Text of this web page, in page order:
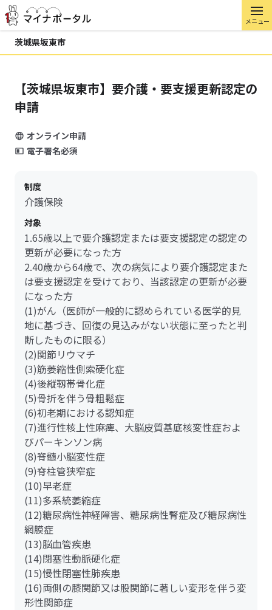
メニュー
茨城県坂東市
【茨城県坂東市】要介護・要支援更新認定の
申請
オンライン申請
電子署名必須
制度
介護保険
対象
1.65歳以上で要介護認定または要支援認定の認定の
更新が必要になった方
2.40歳から64歳で、次の病気により要介護認定また
は要支援認定を受けており、当該認定の更新が必要
になった方
(1)がん（医師が一般的に認められている医学的見
地に基づき、回復の見込みがない状態に至ったと判
断したものに限る）
(2)関節リウマチ
(3)筋萎縮性側索硬化症
(4)後縦靱帯骨化症
(5)骨折を伴う骨粗鬆症
(6)初老期における認知症
(7)進行性核上性麻痺、大脳皮質基底核変性症およ
びパーキンソン病
(8)脊髄小脳変性症
(9)脊柱管狭窄症
(10)早老症
(11)多系統萎縮症
(12)糖尿病性神経障害、糖尿病性腎症及び糖尿病性
網膜症
(13)脳血管疾患
(14)閉塞性動脈硬化症
(15)慢性閉塞性肺疾患
(16)両側の膝関節又は股関節に著しい変形を伴う変
形性関節症